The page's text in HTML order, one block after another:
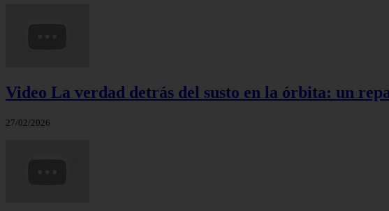
Video La verdad detrás del susto en la órbita: un
27/02/2026